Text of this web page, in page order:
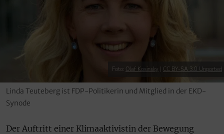
Foto: Olaf Kosinsky CC BY-SA 3.0 Unported
Linda Teuteberg ist FDP-Politikerin und Mitglied in der EKD-
Synode
Der Auftritt einer Klimaaktivistin der Bewegung